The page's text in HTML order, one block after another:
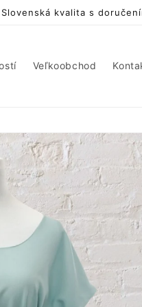
kvalita s
Veľkoobchod